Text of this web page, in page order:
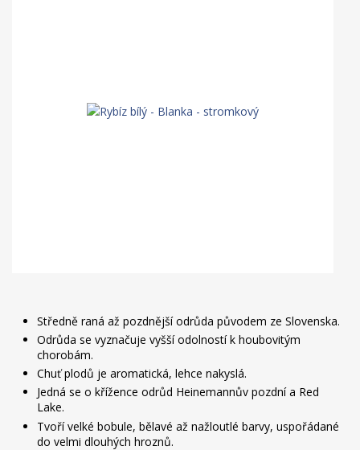
Středně raná až pozdnější odrůda původem ze Slovenska.
Odrůda se vyznačuje vyšší odolností k houbovitým
chorobám.
Chuť plodů je aromatická, lehce nakyslá.
Jedná se o křížence odrůd Heinemannův pozdní a Red
Lake.
Tvoří velké bobule, bělavé až nažloutlé barvy, uspořádané
do velmi dlouhých hroznů.